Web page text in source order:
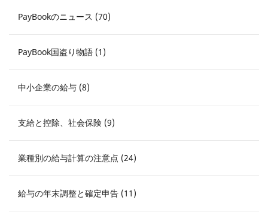
PayBookのニュース (70)
PayBook国盗り物語 (1)
中小企業の給与 (8)
支給と控除、社会保険 (9)
業種別の給与計算の注意点 (24)
給与の年末調整と確定申告 (11)